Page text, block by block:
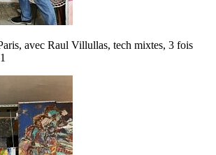
avec Raul Villullas, tech mixtes, 3 fois